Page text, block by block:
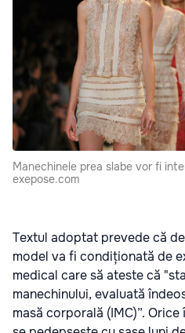
Manechinele prea slabe vor fi
exepose.com
Textul adoptat prevede că
model va fi condiționată de
medical care să ateste că
manechinului, evaluată
masă corporală (IMC)”.